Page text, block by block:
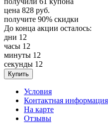
цена 828 руб.
получите 90% скидки
До конца акции осталось:
дни 12
часы 12
минуты 12
секунды 12
Условия
Контактная информация
На карте
Отзывы